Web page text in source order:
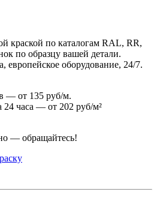
краской по каталогам RAL, RR,
по образцу вашей детали.
европейское оборудование, 24/7.
— от 135 руб/м.
24 часа — от 202 руб/м²
— обращайтесь!